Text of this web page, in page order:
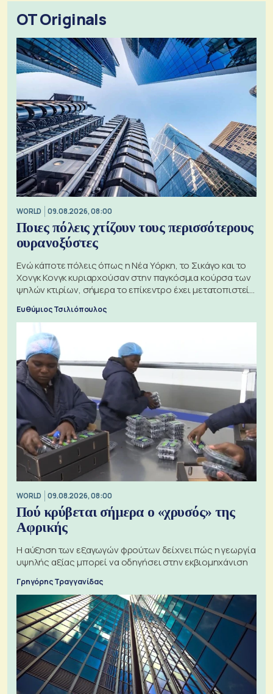
OT Originals
WORLD 09.08.2026, 08:00
Ποιες πόλεις χτίζουν τους περισσότερους
ουρανοξύστες
Ενώ κάποτε πόλεις όπως η Νέα Υόρκη, το Σικάγο και το
Χονγκ Κονγκ κυριαρχούσαν στην παγκόσμια κούρσα των
ψηλών κτιρίων, σήμερα το επίκεντρο έχει μετατοπιστεί
Ευθύμιος Τσιλιόπουλος
WORLD 09.08.2026, 08:00
Πού κρύβεται σήμερα ο «χρυσός» της
Αφρικής
Η αύξηση των εξαγωγών φρούτων δείχνει πώς η γεωργία
υψηλής αξίας μπορεί να οδηγήσει στην εκβιομηχάνιση
Γρηγόρης Τραγγανίδας